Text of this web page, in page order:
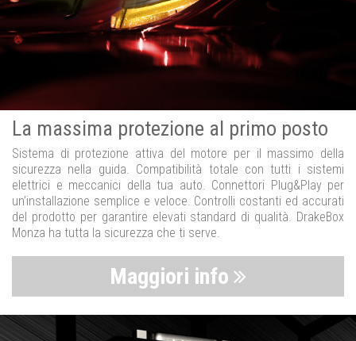
La massima protezione al primo posto
Sistema di protezione attiva del motore per il massimo della
sicurezza nella guida. Compatibilità totale con tutti i sistemi
elettrici e meccanici della tua auto. Connettori Plug&Play per
un’installazione semplice e veloce. Controlli costanti ed accurati
del prodotto per garantire elevati standard di qualità. DrakeBox
Monza ha tutta la sicurezza che ti serve.
Maggiori info